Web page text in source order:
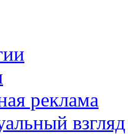
реклама
взгляд